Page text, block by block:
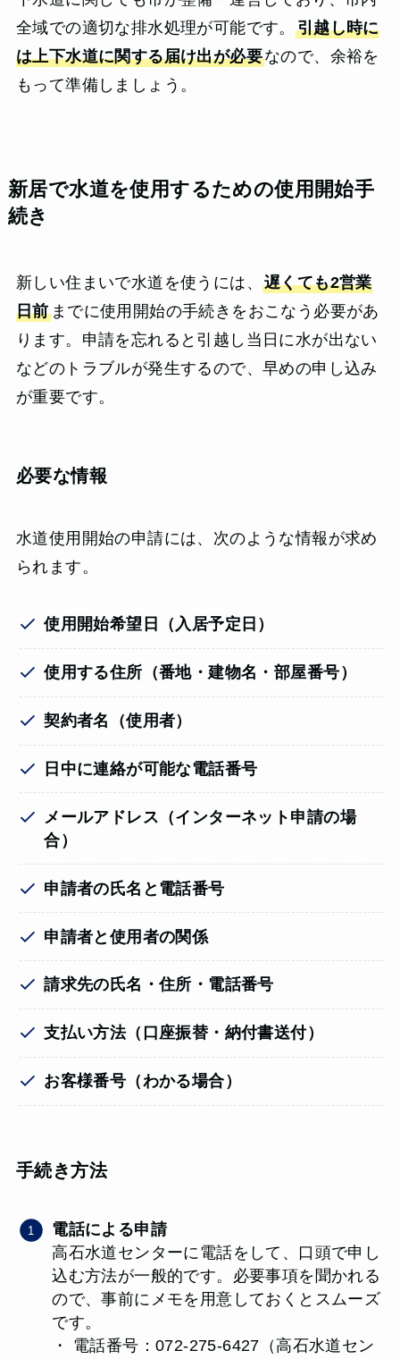
全域での適切な排水処理が可能です。 引越し時に
は上下水道に関する届け出が必要なので、余裕を
もって準備しましょう。
新居で水道を使用するための使用開始手
続き
新しい住まいで水道を使うには、 遅くても2営業
日前までに使用開始の手続きをおこなう必要があ
ります。申請を忘れると引越し当日に水が出ない
などのトラブルが発生するので、早めの申し込み
が重要です。
必要な情報
水道使用開始の申請には、次のような情報が求め
られます。
使用開始希望日（入居予定日）
使用する住所（番地・建物名・部屋番号）
契約者名（使用者）
日中に連絡が可能な電話番号
メールアドレス（インターネット申請の場
合）
申請者の氏名と電話番号
申請者と使用者の関係
請求先の氏名・住所・電話番号
支払い方法（口座振替・納付書送付）
お客様番号（わかる場合）
手続き方法
電話による申請
高石水道センターに電話をして、口頭で申し
込む方法が一般的です。必要事項を聞かれる
ので、事前にメモを用意しておくとスムーズ
です。
・ 電話番号：072-275-6427（高石水道セン